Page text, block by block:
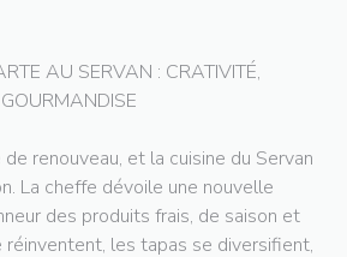
AU SERVAN : CRATIVITÉ,
renouveau, et la cuisine du Servan
La cheffe dévoile une nouvelle
des produits frais, de saison et
réinventent, les tapas se diversifient,